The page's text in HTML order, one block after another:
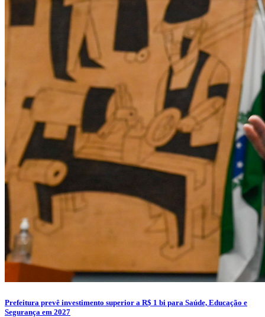
Prefeitura prevê investimento superior a R$ 1 bi para Saúde, Educação e
Segurança em 2027